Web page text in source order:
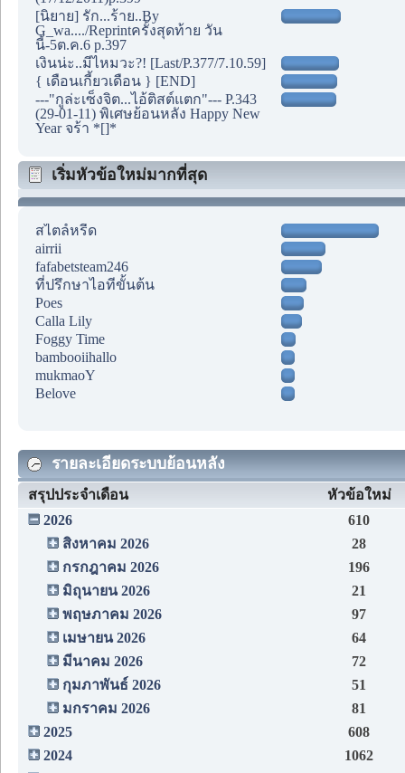
[นิยาย] รัก...ร้าย..By
G_wa..../Reprintครั้งสุดท้าย วัน
นี้-5ต.ค.6 p.397
เงินน่ะ..มีไหมวะ?! [Last/P.377/7.10.59]
{ เดือนเกี้ยวเดือน } [END]
---"กูล่ะเซ็งจิต...ไอ้ติสต์แตก"--- P.343
(29-01-11) พิเศษย้อนหลัง Happy New
Year จร้า *[]*
เริ่มหัวข้อใหม่มากที่สุด
สไตล์หรีด
airrii
fafabetsteam246
ที่ปรึกษาไอทีขั้นต้น
Poes
Calla Lily
Foggy Time
bambooiihallo
mukmaoY
Belove
รายละเอียดระบบย้อนหลัง
สรุปประจำเดือน
หัวข้อใหม่
2026
610
สิงหาคม 2026
28
กรกฎาคม 2026
196
มิถุนายน 2026
21
พฤษภาคม 2026
97
เมษายน 2026
64
มีนาคม 2026
72
กุมภาพันธ์ 2026
51
มกราคม 2026
81
2025
608
2024
1062